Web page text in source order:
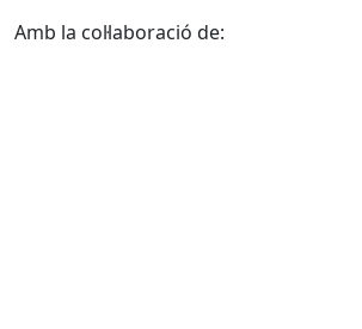
Amb la col·laboració de: